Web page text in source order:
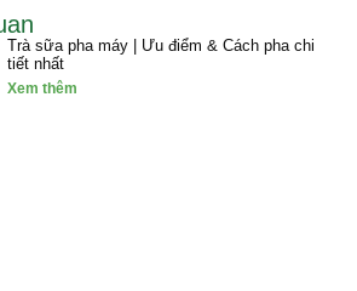
Trà sữa pha máy | Ưu điểm & Cách pha chi
tiết nhất
Xem thêm